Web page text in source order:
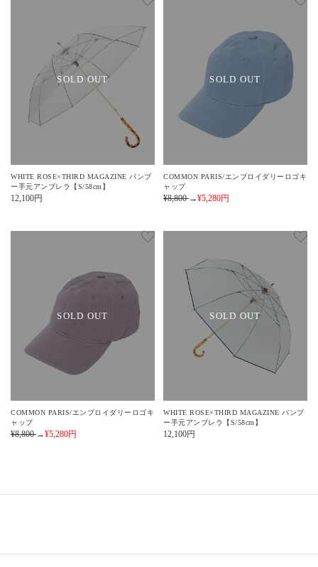
SOLD OUT
WHITE ROSE×THIRD MAGAZINE バンブ
ー手元アンブレラ【S/58cm】
12,100円
SOLD OUT
COMMON PARIS/エンブロイダリーロゴキ
ャップ
¥8,800→¥5,280円
SOLD OUT
COMMON PARIS/エンブロイダリーロゴキ
ャップ
¥8,800→¥5,280円
SOLD OUT
WHITE ROSE×THIRD MAGAZINE バンブ
ー手元アンブレラ【S/58cm】
12,100円